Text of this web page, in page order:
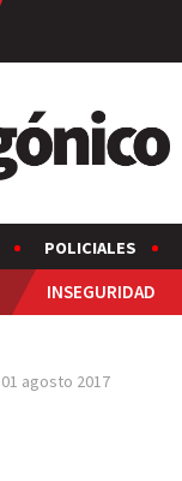
POLICIALES
INSEGURIDAD
01 agosto 2017